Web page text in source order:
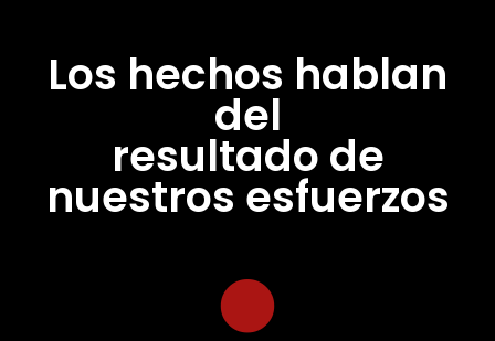
Los hechos hablan
del
resultado de
nuestros esfuerzos